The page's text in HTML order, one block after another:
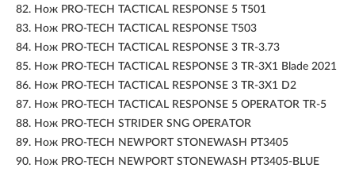
82. Нож PRO-TECH TACTICAL RESPONSE 5 T501
83. Нож PRO-TECH TACTICAL RESPONSE T503
84. Нож PRO-TECH TACTICAL RESPONSE 3 TR-3.73
85. Нож PRO-TECH TACTICAL RESPONSE 3 TR-3X1 Blade 2021
86. Нож PRO-TECH TACTICAL RESPONSE 3 TR-3X1 D2
87. Нож PRO-TECH TACTICAL RESPONSE 5 OPERATOR TR-5
88. Нож PRO-TECH STRIDER SNG OPERATOR
89. Нож PRO-TECH NEWPORT STONEWASH PT3405
90. Нож PRO-TECH NEWPORT STONEWASH PT3405-BLUE